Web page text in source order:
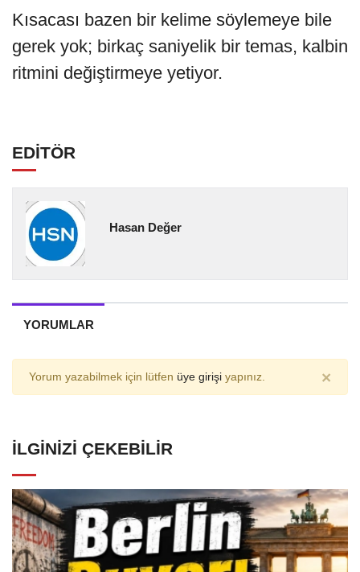
Kısacası bazen bir kelime söylemeye bile
gerek yok; birkaç saniyelik bir temas, kalbin
ritmini değiştirmeye yetiyor.
EDİTÖR
Hasan Değer
YORUMLAR
Yorum yazabilmek için lütfen üye girişi yapınız. ×
İLGINIZI ÇEKEBILIR